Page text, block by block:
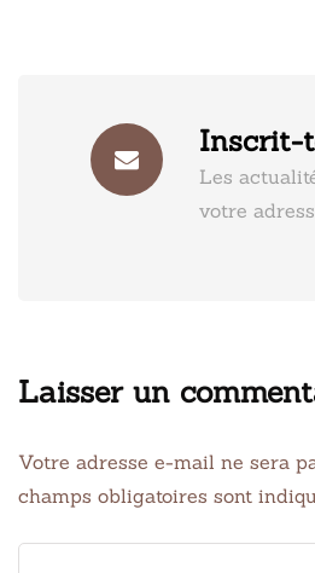
Inscrit-
Les
votre
Laisser un
Votre adresse e-mail ne sera
champs obligatoires sont